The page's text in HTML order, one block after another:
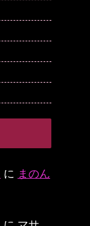
に まのん